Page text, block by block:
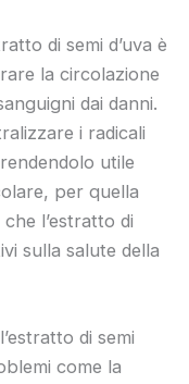
di semi d’uva è
la circolazione
dai danni.
i radicali
utile
per quella
l’estratto di
sulla salute della
di semi
come la